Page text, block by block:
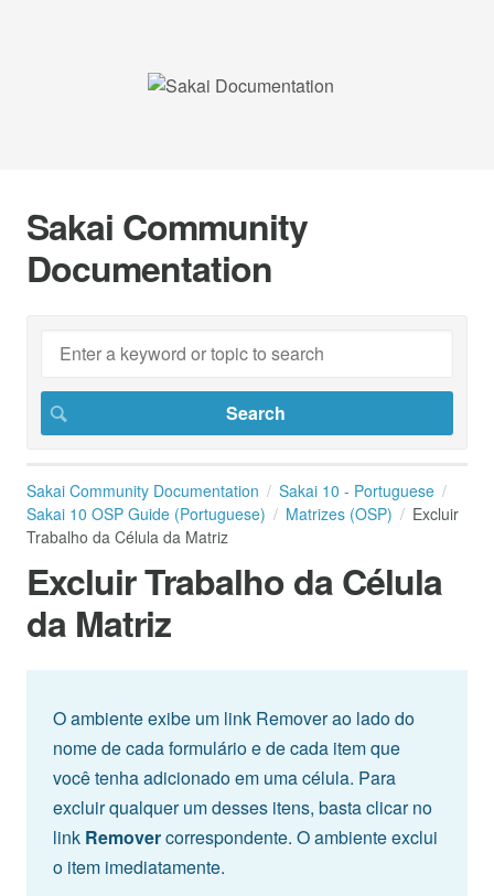
Sakai Community
Documentation
Sakai Community Documentation
Sakai 10 - Portuguese
Sakai 10 OSP Guide (Portuguese)
Matrizes (OSP)
Excluir
Trabalho da Célula da Matriz
Excluir Trabalho da Célula
da Matriz
O ambiente exibe um link Remover ao lado do
nome de cada formulário e de cada item que
você tenha adicionado em uma célula. Para
excluir qualquer um desses itens, basta clicar no
link Removercorrespondente. O ambiente exclui
o item imediatamente.